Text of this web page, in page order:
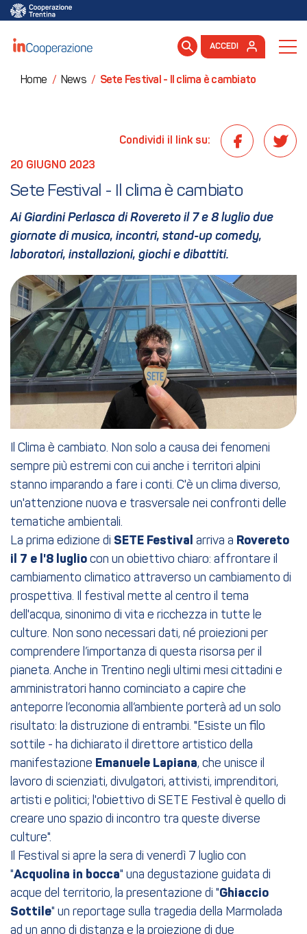
ACCEDI
Home / News / Sete Festival - Il clima è cambiato
20 GIUGNO 2023
Condividi il link su:
Sete Festival - Il clima è cambiato
Ai Giardini Perlasca di Rovereto il 7 e 8 luglio due
giornate di musica, incontri, stand-up comedy,
laboratori, installazioni, giochi e dibattiti.
Il Clima è cambiato. Non solo a causa dei fenomeni
sempre più estremi con cui anche i territori alpini
stanno imparando a fare i conti. C'è un clima diverso,
un'attenzione nuova e trasversale nei confronti delle
tematiche ambientali.
La prima edizione di SETE Festival arriva a Rovereto
il 7 e l'8 luglio con un obiettivo chiaro: affrontare il
cambiamento climatico attraverso un cambiamento di
prospettiva. Il festival mette al centro il tema
dell'acqua, sinonimo di vita e ricchezza in tutte le
culture. Non sono necessari dati, né proiezioni per
comprendere l’importanza di questa risorsa per il
pianeta. Anche in Trentino negli ultimi mesi cittadini e
amministratori hanno cominciato a capire che
anteporre l’economia all’ambiente porterà ad un solo
risultato: la distruzione di entrambi. "Esiste un filo
sottile - ha dichiarato il direttore artistico della
manifestazione Emanuele Lapiana, che unisce il
lavoro di scienziati, divulgatori, attivisti, imprenditori,
artisti e politici; l'obiettivo di SETE Festival è quello di
creare uno spazio di incontro tra queste diverse
culture".
Il Festival si apre la sera di venerdì 7 luglio con
"Acquolina in bocca" una degustazione guidata di
acque del territorio, la presentazione di "Ghiaccio
Sottile" un reportage sulla tragedia della Marmolada
ad un anno di distanza e la proiezione di due